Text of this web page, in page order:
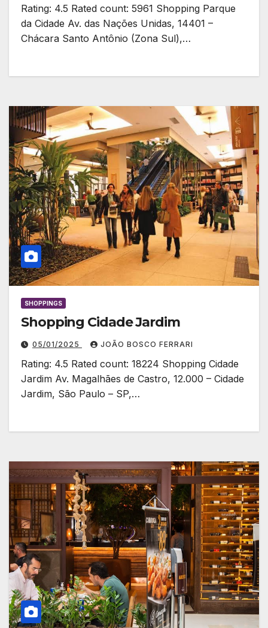
Rating: 4.5 Rated count: 5961 Shopping Parque
da Cidade Av. das Nações Unidas, 14401 –
Chácara Santo Antônio (Zona Sul),…
SHOPPINGS
Shopping Cidade Jardim
05/01/2025 JOÃO BOSCO FERRARI
Rating: 4.5 Rated count: 18224 Shopping Cidade
Jardim Av. Magalhães de Castro, 12.000 – Cidade
Jardim, São Paulo – SP,…